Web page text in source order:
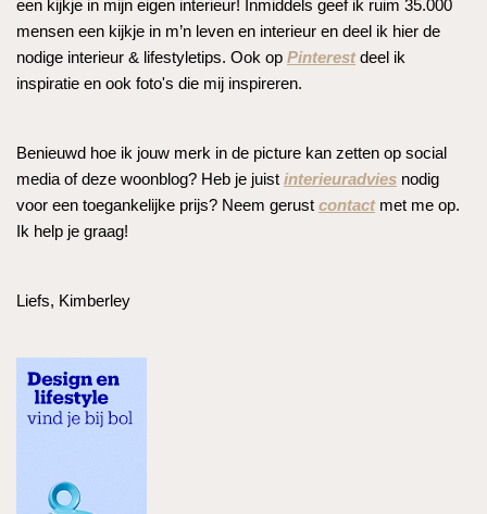
een kijkje in mijn eigen interieur! Inmiddels geef ik ruim 35.000
mensen een kijkje in m’n leven en interieur en deel ik hier de
nodige interieur & lifestyletips. Ook op Pinterestdeel ik
inspiratie en ook foto's die mij inspireren.
Benieuwd hoe ik jouw merk in de picture kan zetten op social
media of deze woonblog? Heb je juist interieuradvies nodig
voor een toegankelijke prijs? Neem gerust contactmet me op.
Ik help je graag!
Liefs, Kimberley